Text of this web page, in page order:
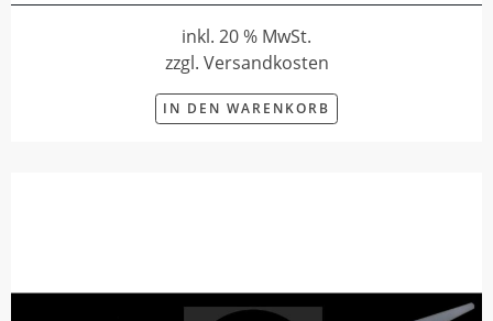
inkl. 20 % MwSt.
zzgl. Versandkosten
IN DEN WARENKORB